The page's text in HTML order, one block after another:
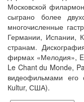
Московской
сыграно более
многочисленные
Германии, Испании,
странам.
фирмах «Мелодия»,
Le Chant du Mondе,
видеофильмами его
Кultur, США).